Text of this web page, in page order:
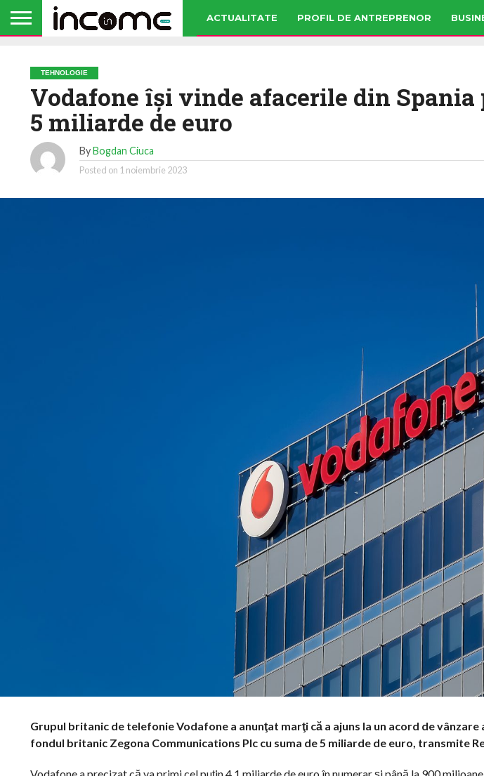
ACTUALITATE PROFIL DE ANTREPRENOR
TEHNOLOGIE
Vodafone îşi vinde afacerile din Spania
5 miliarde de euro
ByBogdan Ciuca
Posted on 1 noiembrie 2023
Grupul britanic de telefonie Vodafone a anunţat marţi că a ajuns la un acord de
fondul britanic Zegona Communications Plc cu suma de 5 miliarde de euro, transmite